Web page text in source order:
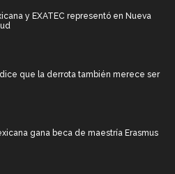
y EXATEC representó en Nueva
que la derrota también merece ser
gana beca de maestría Erasmus